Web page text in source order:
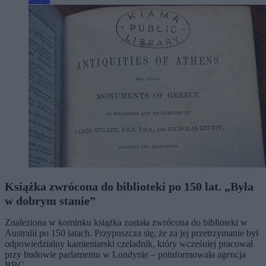
Książka zwrócona do biblioteki po 150 lat. „Była
w dobrym stanie”
Znaleziona w kominku książka została zwrócona do biblioteki w
Australii po 150 latach. Przypuszcza się, że za jej przetrzymanie był
odpowiedzialny kamieniarski czeladnik, który wcześniej pracował
przy budowie parlamentu w Londynie – poinformowała agencja